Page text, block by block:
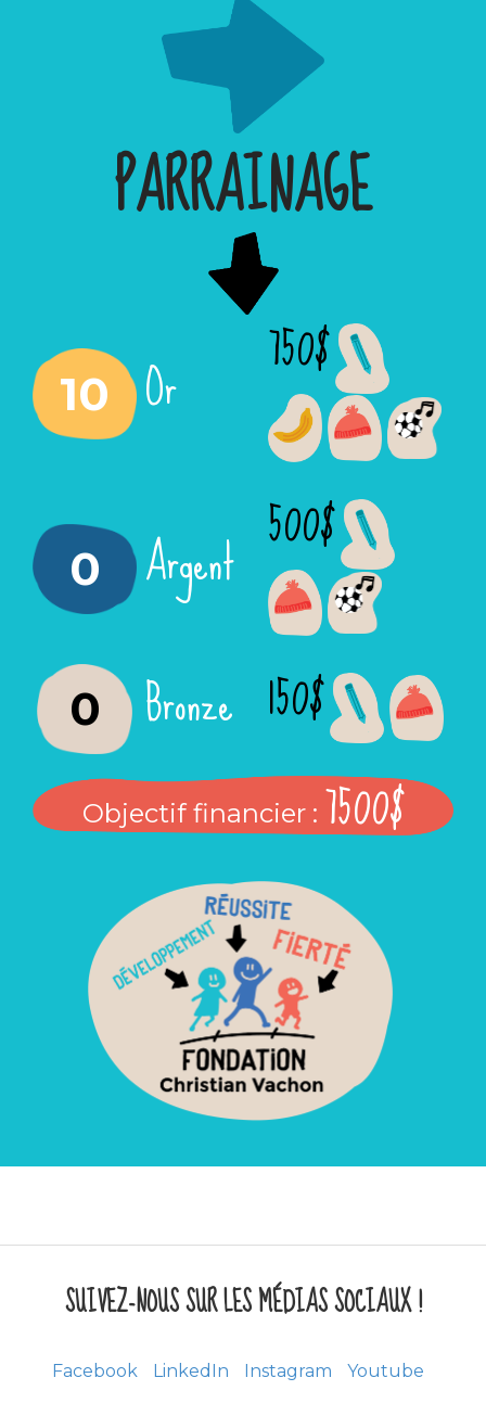
PARRAINAGE
10 Or 750$
0 Argent 500$
0 Bronze 150$
Objectif financier : 7500$
SUIVEZ-NOUS SUR LES MÉDIAS SOCIAUX !
Facebook LinkedIn Instagram Youtube